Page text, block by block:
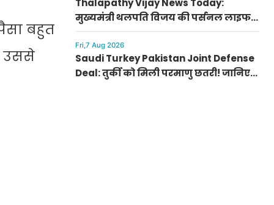
बहुत
उससे
Thalapathy Vijay News Today:
मुख्यमंत्री थलपति विजय की पर्सनल लाइफ
से जुड़ी बड़ी खबर, पत्नी संगीता संग सुलझा
विवाद
Fri,7 Aug 2026
Saudi Turkey Pakistan Joint Defense
Deal: तुर्की को मिली परमाणु छतरी! जानिए